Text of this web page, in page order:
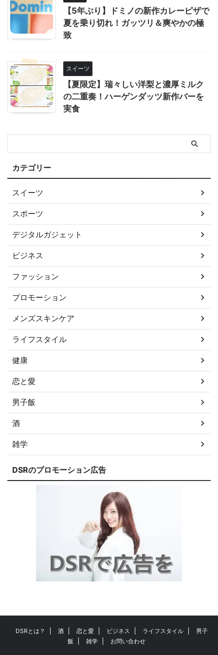
【5年ぶり】ドミノの新作カレーピザで
夏を乗り切れ！ガッツリ＆爽やかの極
致
スイーツ
【夏限定】瑞々しい洋梨と濃厚ミルク
の二重奏！ハーゲンダッツ新作バーを
実食
カテゴリー
スイーツ
スポーツ
デジタルガジェット
ビジネス
ファッション
プロモーション
メンズスキンケア
ライフスタイル
健康
恋と愛
男子飯
酒
雑学
DSRのプロモーション広告
DSRとは？ 酒 恋と愛 ビジネス ライフスタイル
男子
飯
雑学 お問い合わせ